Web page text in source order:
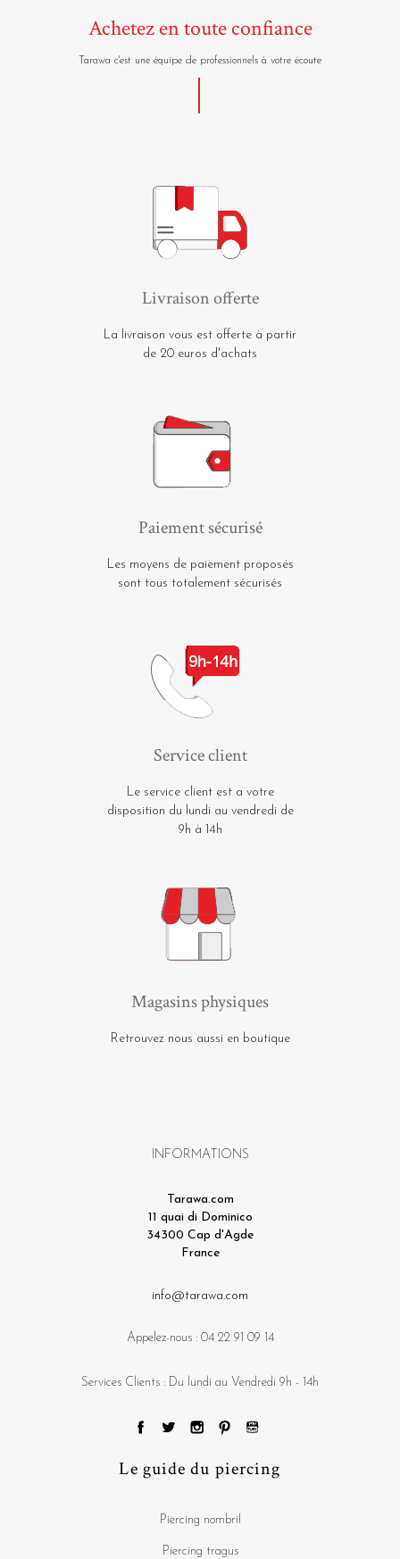
Achetez en toute confiance
Tarawa c'est une équipe de professionnels à votre écoute
Livraison offerte
La livraison vous est offerte à partir
de 20 euros d'achats
Paiement sécurisé
Les moyens de paiement proposés
sont tous totalement sécurisés
Service client
Le service client est a votre
disposition du lundi au vendredi de
9h à 14h
Magasins physiques
Retrouvez nous aussi en boutique
INFORMATIONS
Tarawa.com
11 quai di Dominico
34300 Cap d'Agde
France
info@tarawa.com
Appelez-nous : 04 22 91 09 14
Services Clients : Du lundi au Vendredi 9h - 14h
Le guide du piercing
Piercing nombril
Piercing tragus